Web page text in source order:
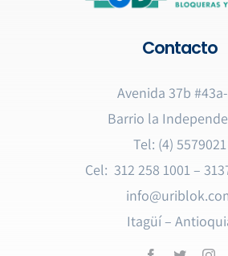
Contacto
Avenida 37b
Barrio la
Tel: (4) 5579021
Cel: 312 258 1001 –
Itagüí –